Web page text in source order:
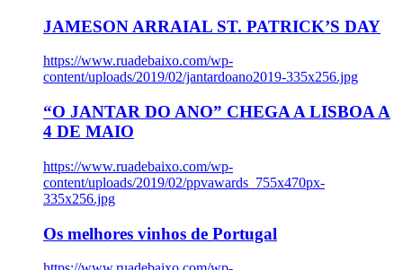
JAMESON ARRAIAL ST. PATRICK’S DAY
https://www.ruadebaixo.com/wp-
content/uploads/2019/02/jantardoano2019-335x256.jpg
“O JANTAR DO ANO” CHEGA A LISBOA A
4 DE MAIO
https://www.ruadebaixo.com/wp-
content/uploads/2019/02/ppvawards_755x470px-
335x256.jpg
Os melhores vinhos de Portugal